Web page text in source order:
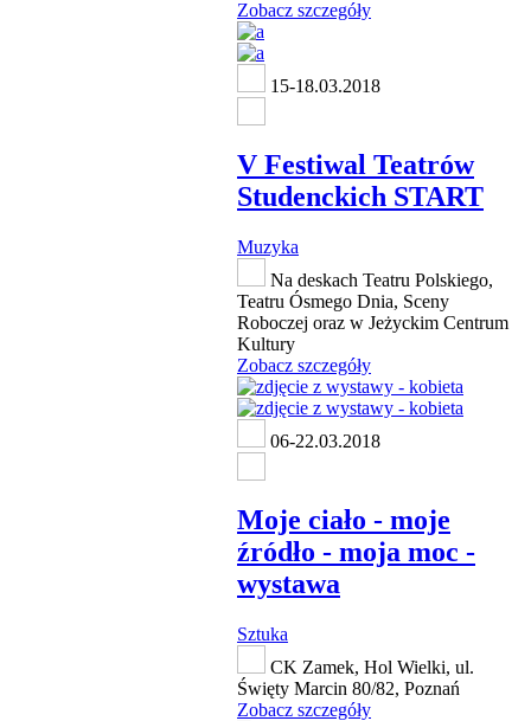
Zobacz szczegóły
15-18.03.2018
V Festiwal Teatrów
Studenckich START
Muzyka
Na deskach Teatru Polskiego,
Teatru Ósmego Dnia, Sceny
Roboczej oraz w Jeżyckim Centrum
Kultury
Zobacz szczegóły
06-22.03.2018
Moje ciało - moje
źródło - moja moc -
wystawa
Sztuka
CK Zamek, Hol Wielki, ul.
Święty Marcin 80/82, Poznań
Zobacz szczegóły